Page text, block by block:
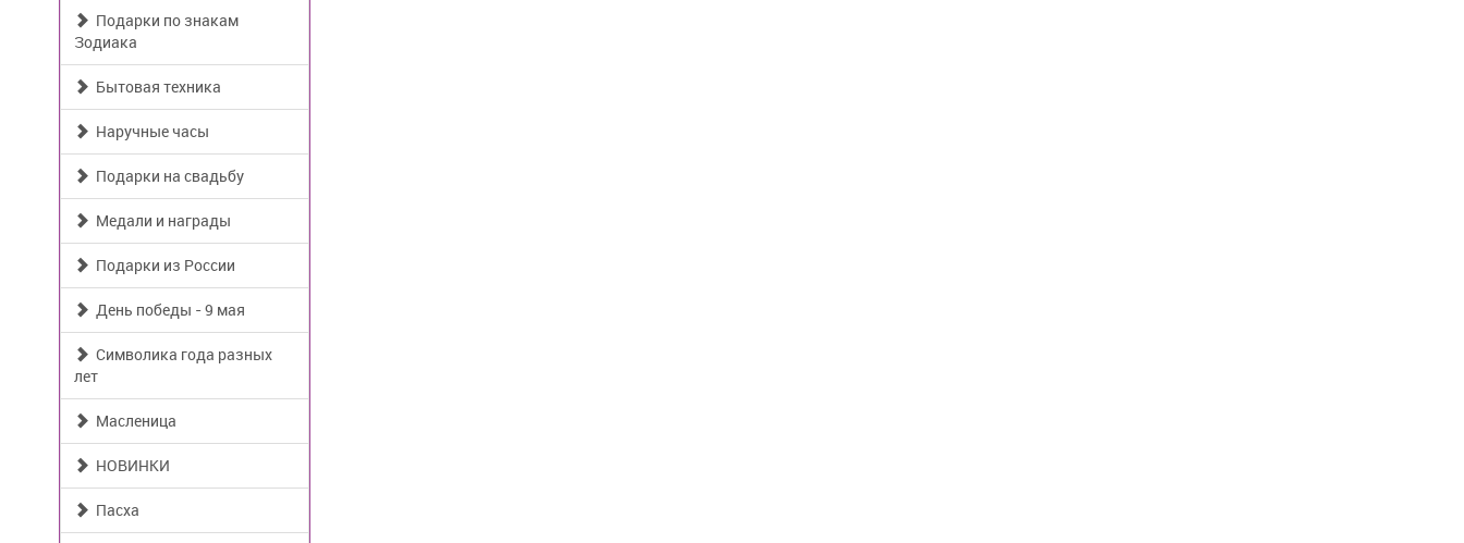
Подарки по знакам
Зодиака
Бытовая техника
Наручные часы
Подарки на свадьбу
Медали и награды
Подарки из России
День победы - 9 мая
Символика года разных
лет
Масленица
НОВИНКИ
Пасха